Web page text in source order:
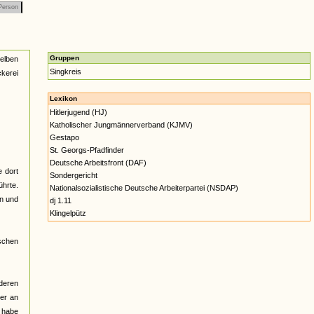
dort
und
an
Gruppen
Singkreis
Lexikon
Hitlerjugend (HJ)
Katholischer Jungmännerverband (KJMV)
Gestapo
St. Georgs-Pfadfinder
Deutsche Arbeitsfront (DAF)
Sondergericht
Nationalsozialistische Deutsche Arbeiterpartei (NSDAP)
dj 1.11
Klingelpütz